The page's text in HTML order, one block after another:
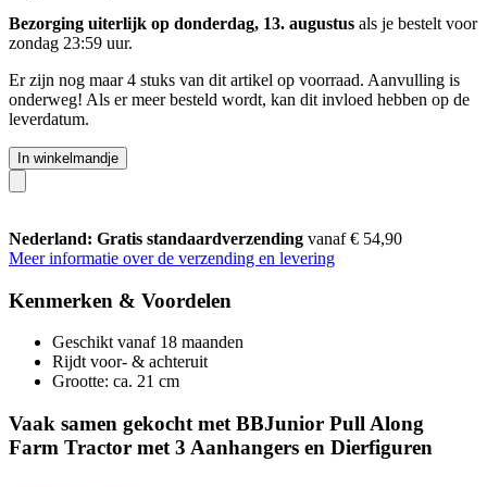
Bezorging uiterlijk op donderdag, 13. augustus als je bestelt voor
zondag 23:59 uur.
Er zijn nog maar 4 stuks van dit artikel op voorraad. Aanvulling is
onderweg! Als er meer besteld wordt, kan dit invloed hebben op de
leverdatum.
In winkelmandje
Nederland: Gratis standaardverzending vanaf € 54,90
Meer informatie over de verzending en levering
Kenmerken & Voordelen
Geschikt vanaf 18 maanden
Rijdt voor- & achteruit
Grootte: ca. 21 cm
Vaak samen gekocht met BBJunior Pull Along
Farm Tractor met 3 Aanhangers en Dierfiguren